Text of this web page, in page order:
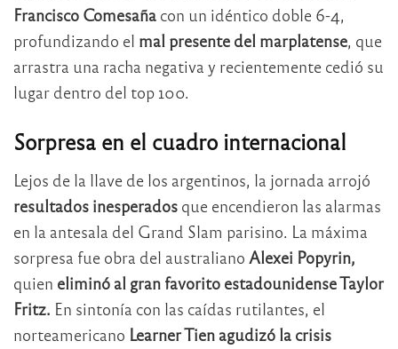
Francisco Comesaña con un idéntico doble 6-4,
profundizando el mal presente del marplatense, que
arrastra una racha negativa y recientemente cedió su
lugar dentro del top 100.
Sorpresa en el cuadro internacional
Lejos de la llave de los argentinos, la jornada arrojó
resultados inesperados que encendieron las alarmas
en la antesala del Grand Slam parisino. La máxima
sorpresa fue obra del australiano Alexei Popyrin,
quien eliminó al gran favorito estadounidense Taylor
Fritz. En sintonía con las caídas rutilantes, el
norteamericano Learner Tien agudizó la crisis